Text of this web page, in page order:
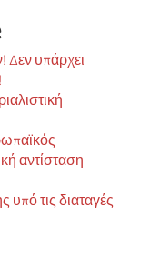
Δεν υπάρχει
αντίσταση
τις διαταγές